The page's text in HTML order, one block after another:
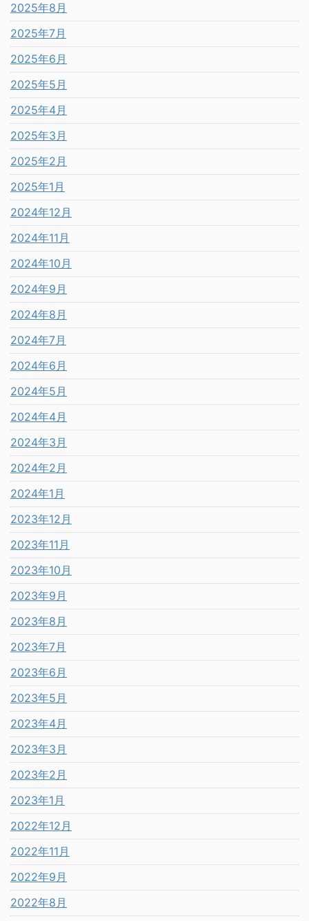
2025年8月
2025年7月
2025年6月
2025年5月
2025年4月
2025年3月
2025年2月
2025年1月
2024年12月
2024年11月
2024年10月
2024年9月
2024年8月
2024年7月
2024年6月
2024年5月
2024年4月
2024年3月
2024年2月
2024年1月
2023年12月
2023年11月
2023年10月
2023年9月
2023年8月
2023年7月
2023年6月
2023年5月
2023年4月
2023年3月
2023年2月
2023年1月
2022年12月
2022年11月
2022年9月
2022年8月